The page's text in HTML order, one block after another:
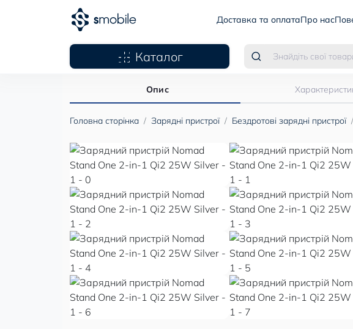
Доставка та оплатаПро нас
Каталог
Головна сторінка Зарядні пристрої Бездротові зарядні пристрої
Опис